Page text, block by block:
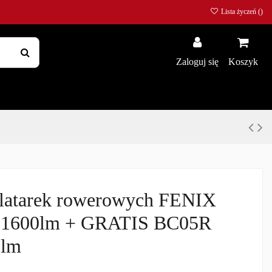
Lista życzeń ()
Zaloguj się Koszyk
rowerowych FENIX
+ GRATIS BC05R